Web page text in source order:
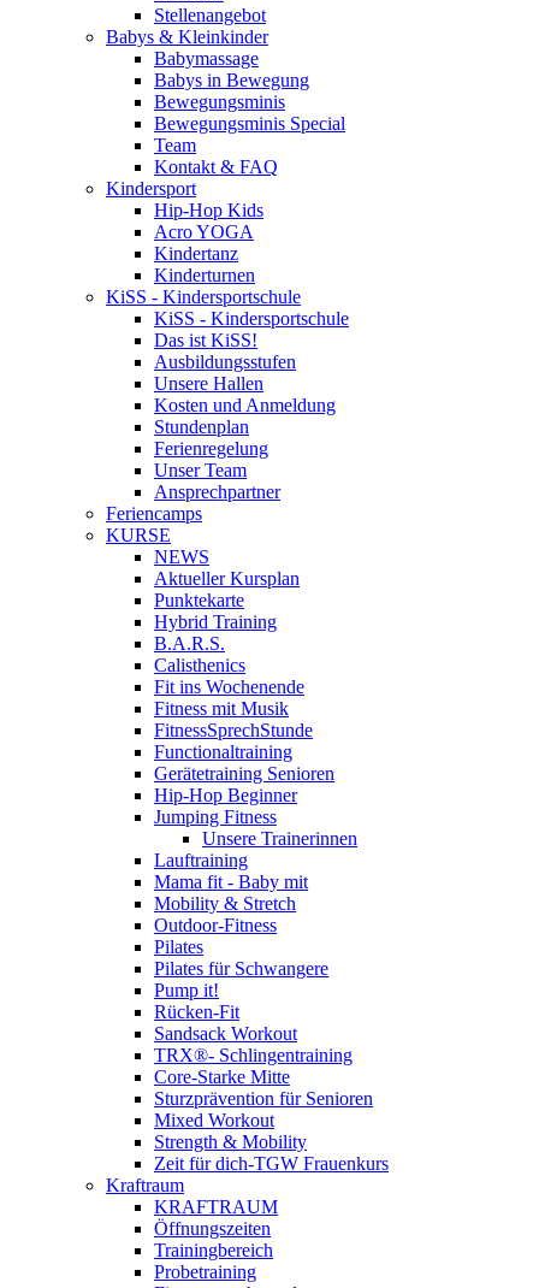
Stellenangebot
Babys & Kleinkinder
Babymassage
Babys in Bewegung
Bewegungsminis
Bewegungsminis Special
Team
Kontakt & FAQ
Kindersport
Hip-Hop Kids
Acro YOGA
Kindertanz
Kinderturnen
KiSS - Kindersportschule
KiSS - Kindersportschule
Das ist KiSS!
Ausbildungsstufen
Unsere Hallen
Kosten und Anmeldung
Stundenplan
Ferienregelung
Unser Team
Ansprechpartner
Feriencamps
KURSE
NEWS
Aktueller Kursplan
Punktekarte
Hybrid Training
B.A.R.S.
Calisthenics
Fit ins Wochenende
Fitness mit Musik
FitnessSprechStunde
Functionaltraining
Gerätetraining Senioren
Hip-Hop Beginner
Jumping Fitness
Unsere Trainerinnen
Lauftraining
Mama fit - Baby mit
Mobility & Stretch
Outdoor-Fitness
Pilates
Pilates für Schwangere
Pump it!
Rücken-Fit
Sandsack Workout
TRX®- Schlingentraining
Core-Starke Mitte
Sturzprävention für Senioren
Mixed Workout
Strength & Mobility
Zeit für dich-TGW Frauenkurs
Kraftraum
KRAFTRAUM
Öffnungszeiten
Trainingbereich
Probetraining